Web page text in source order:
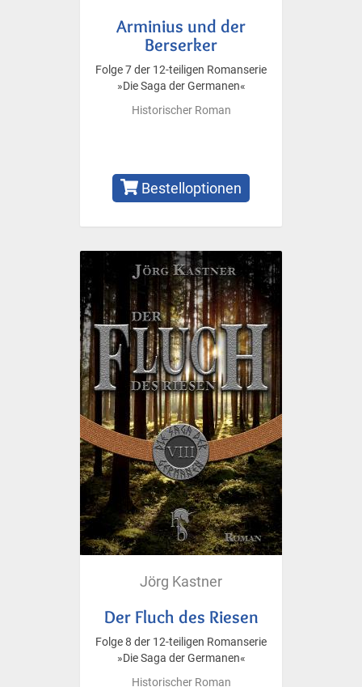
Arminius und der
Berserker
Folge 7 der 12-teiligen Romanserie
»Die Saga der Germanen«
Historischer Roman
Bestelloptionen
Jörg Kastner
Der Fluch des Riesen
Folge 8 der 12-teiligen Romanserie
»Die Saga der Germanen«
Historischer Roman